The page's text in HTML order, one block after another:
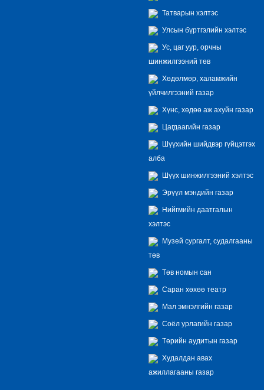
Татварын хэлтэс
Улсын бүртгэлийн хэлтэс
Ус, цаг уур, орчны
шинжилгээний төв
Хөдөлмөр, халамжийн
үйлчилгээний газар
Хүнс, хөдөө аж ахуйн газар
Цагдаагийн газар
Шүүхийн шийдвэр гүйцэтгэх
алба
Шүүх шинжилгээний хэлтэс
Эрүүл мэндийн газар
Нийгмийн даатгалын
хэлтэс
Музей сургалт, судалгааны
төв
Төв номын сан
Саран хөхөө театр
Мал эмнэлгийн газар
Соёл урлагийн газар
Төрийн аудитын газар
Худалдан авах
ажиллагааны газар